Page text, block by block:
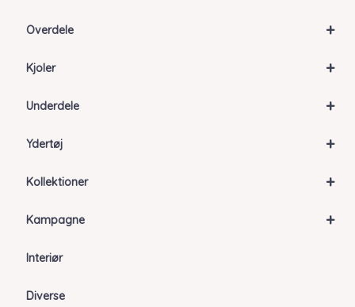
+
Overdele
+
Kjoler
+
Underdele
+
Ydertøj
+
Kollektioner
+
Kampagne
Interiør
Diverse